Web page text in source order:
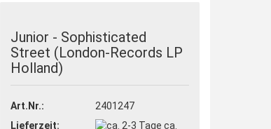
Junior - Sophisticated
Street (London-Records LP
Holland)
Art.Nr.:
2401247
Lieferzeit:
ca.